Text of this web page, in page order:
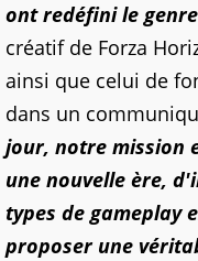
ont redéfini le genre
créatif de Forza
ainsi que celui de
dans un
jour, notre mission
une nouvelle ère,
types de gameplay
proposer une